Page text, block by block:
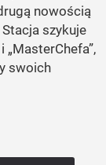
nowością
szykuje
„MasterChefa”,
swoich